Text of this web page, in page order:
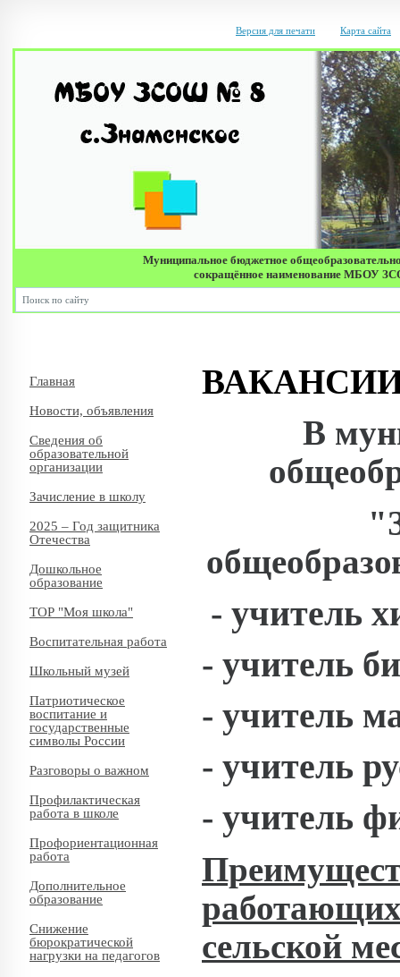
Версия для печати Карта сайта
Муниципальное бюджетное
сокращённое наименование МБОУ
Главная
Новости, объявления
Сведения об
образовательной
организации
Зачисление в школу
2025 – Год защитника
Отечества
Дошкольное
образование
ТОР "Моя школа"
Воспитательная работа
Школьный музей
Патриотическое
воспитание и
государственные
символы России
Разговоры о важном
Профилактическая
работа в школе
Профориентационная
работа
Дополнительное
образование
Снижение
бюрократической
нагрузки на педагогов
В
- учитель
- учитель
- учитель
- учитель
- учитель
сельской